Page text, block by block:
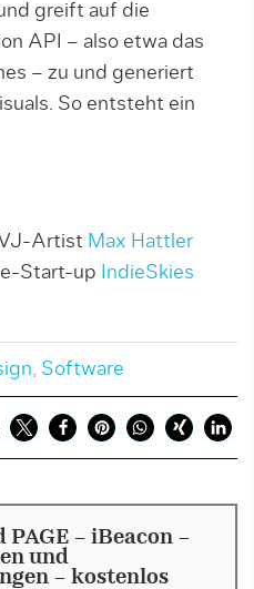
greift auf die
API – also etwa das
– zu und generiert
So entsteht ein
Artist Max Hattler
Start-up
IndieSkies
, Software
PAGE - iBeacon –
und
- kostenlos